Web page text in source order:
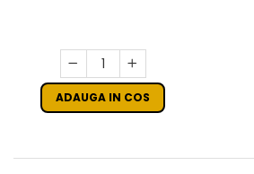
ADAUGA IN COS